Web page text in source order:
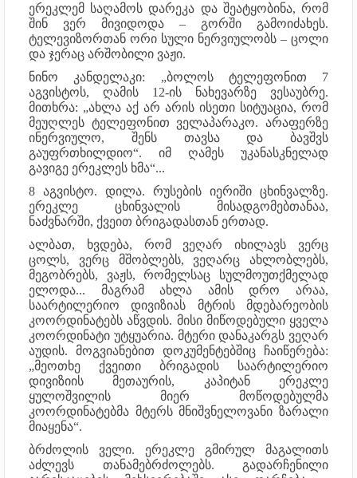
ერეკლემ საღამოს დარეკა და შეატყობინა, რომ
შინ ვერ მივიდოდა – გორში გამოიძახეს.
ტელევიზორთან ორი სული ნერვიულობს – ცოლი
და ჯერაც არშობილი ვაჟი.
ნინო კანდელაკი: „ბოლოს ტელეფონით 7
აგვისტოს, ღამის 12-ის ნახევარზე ვესაუბრე.
მითხრა: „ახლა აქ არ არის ისეთი სიტუაცია, რომ
მეუღლეს ტელეფონით ველაპარაკო. არაფერზე
ინერვიულო, შენს თავსა და ბავშვს
გაუფრთხილდიო“. იმ ღამეს უკანასკნელად
გავიგე ერეკლეს ხმა“...
8 აგვისტო. დილა. რუსების იერიში ცხინვალზე.
ერეკლე ცხინვალის მისადგომებთანაა,
ნაძვნარში, ქვეით ბრიგადასთან ერთად.
ალბათ, ხვდება, რომ ვეღარ იხილავს ვერც
ცოლს, ვერც მშობლებს, ვეღარც ახლობლებს,
მეგობრებს, ვაჟს, რომელსაც სულმოუთქმელად
ელოდა... მაგრამ ახლა ამის დრო არაა,
საარტილერიო დივიზიას მტრის მდებარეობის
კოორდინატებს აწვდის. მისი მიწოდებული ყველა
კოორდინატი უტყუარია. მტერი დანაკარგს ვეღარ
აუდის. მოგვიანებით დოკუმენტებშიც ჩაიწერება:
„მეოთხე ქვეითი ბრიგადის საარტილერიო
დივიზიის მეთაურის, კაპიტან ერეკლე
ყულოშვილის მიერ მოწოდებულმა
კოორდინატებმა მტერს მნიშვნელოვანი ზარალი
მიაყენა“.
ბრძოლის ველი. ერეკლე გმირულ მაგალითს
აძლევს თანამებრძოლებს. გადარჩენილი